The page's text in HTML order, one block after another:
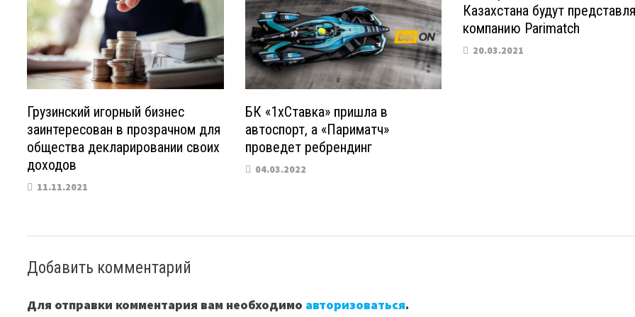
Грузинский игорный бизнес
заинтересован в прозрачном для
общества декларировании своих
доходов
11.11.2021
БК «1хСтавка» пришла в
автоспорт, а «Париматч»
проведет ребрендинг
04.03.2022
Казахстана будут
компанию Parimatch
20.03.2021
Добавить комментарий
Для отправки комментария вам необходимо авторизоваться.